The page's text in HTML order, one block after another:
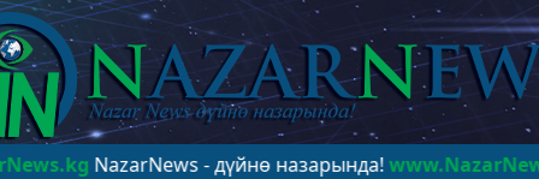
NazarNews - дүйнө назарында!www.NazarNews.kg